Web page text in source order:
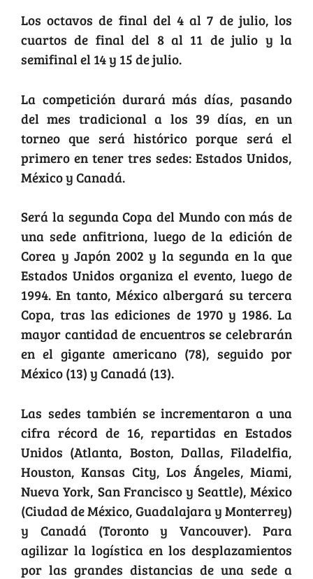
Los octavos de final del 4 al 7 de julio, los
cuartos de final del 8 al 11 de julio y la
semifinal el 14 y 15 de julio.
La competición durará más días, pasando
del mes tradicional a los 39 días, en un
torneo que será histórico porque será el
primero en tener tres sedes: Estados Unidos,
México y Canadá.
Será la segunda Copa del Mundo con más de
una sede anfitriona, luego de la edición de
Corea y Japón 2002 y la segunda en la que
Estados Unidos organiza el evento, luego de
1994. En tanto, México albergará su tercera
Copa, tras las ediciones de 1970 y 1986. La
mayor cantidad de encuentros se celebrarán
en el gigante americano (78), seguido por
México (13) y Canadá (13).
Las sedes también se incrementaron a una
cifra récord de 16, repartidas en Estados
Unidos (Atlanta, Boston, Dallas, Filadelfia,
Houston, Kansas City, Los Ángeles, Miami,
Nueva York, San Francisco y Seattle), México
(Ciudad de México, Guadalajara y Monterrey)
y Canadá (Toronto y Vancouver). Para
agilizar la logística en los desplazamientos
por las grandes distancias de una sede a